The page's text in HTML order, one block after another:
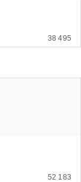
38 495
52 183